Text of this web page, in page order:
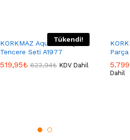
Tükendi!
KORKMAZ Aqua 7 Parça
Tencere Seti A1977
519,95₺ 623,94₺ KDV Dahil
Dahil